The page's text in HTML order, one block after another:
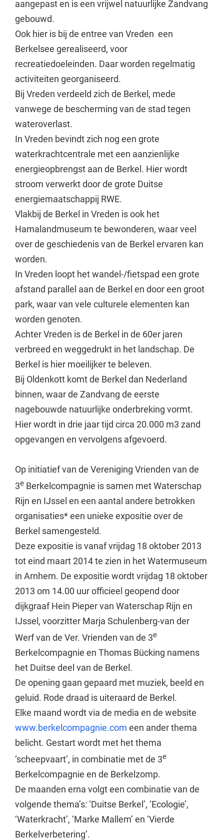
aangepast en is een vrijwel natuurlijke Zandvang
gebouwd.
Ook hier is bij de entree van Vreden een
Berkelsee gerealiseerd, voor
recreatiedoeleinden. Daar worden regelmatig
activiteiten georganiseerd.
Bij Vreden verdeeld zich de Berkel, mede
vanwege de bescherming van de stad tegen
wateroverlast.
In Vreden bevindt zich nog een grote
waterkrachtcentrale met een aanzienlijke
energieopbrengst aan de Berkel. Hier wordt
stroom verwerkt door de grote Duitse
energiemaatschappij RWE.
Vlakbij de Berkel in Vreden is ook het
Hamalandmuseum te bewonderen, waar veel
over de geschiedenis van de Berkel ervaren kan
worden.
In Vreden loopt het wandel-/fietspad een grote
afstand parallel aan de Berkel en door een groot
park, waar van vele culturele elementen kan
worden genoten.
Achter Vreden is de Berkel in de 60er jaren
verbreed en weggedrukt in het landschap. De
Berkel is hier moeilijker te beleven.
Bij Oldenkott komt de Berkel dan Nederland
binnen, waar de Zandvang de eerste
nagebouwde natuurlijke onderbreking vormt.
Hier wordt in drie jaar tijd circa 20.000 m3 zand
opgevangen en vervolgens afgevoerd.
Op initiatief van de Vereniging Vrienden van de
3eBerkelcompagnie is samen met Waterschap
Rijn en IJssel en een aantal andere betrokken
organisaties* een unieke expositie over de
Berkel samengesteld.
Deze expositie is vanaf vrijdag 18 oktober 2013
tot eind maart 2014 te zien in het Watermuseum
in Arnhem. De expositie wordt vrijdag 18 oktober
2013 om 14.00 uur officieel geopend door
dijkgraaf Hein Pieper van Waterschap Rijn en
IJssel, voorzitter Marja Schulenberg-van der
Werf van de Ver. Vrienden van de 3e
Berkelcompagnie en Thomas Bücking namens
het Duitse deel van de Berkel.
De opening gaan gepaard met muziek, beeld en
geluid. Rode draad is uiteraard de Berkel.
Elke maand wordt via de media en de website
www.berkelcompagnie.com een ander thema
belicht. Gestart wordt met het thema
‘scheepvaart’, in combinatie met de 3e
Berkelcompagnie en de Berkelzomp.
De maanden erna volgt een combinatie van de
volgende thema’s: ‘Duitse Berkel’, ‘Ecologie’,
‘Waterkracht’, ‘Marke Mallem’ en ‘Vierde
Berkelverbetering’.